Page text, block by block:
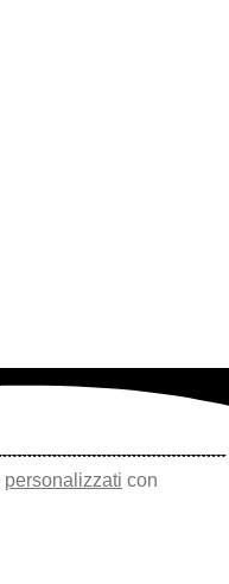
personalizzati con